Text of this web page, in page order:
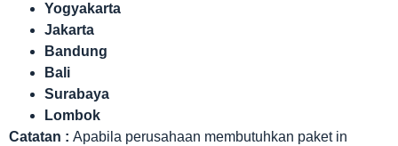
Yogyakarta
Jakarta
Bandung
Bali
Surabaya
Lombok
Catatan : Apabila perusahaan membutuhkan paket in